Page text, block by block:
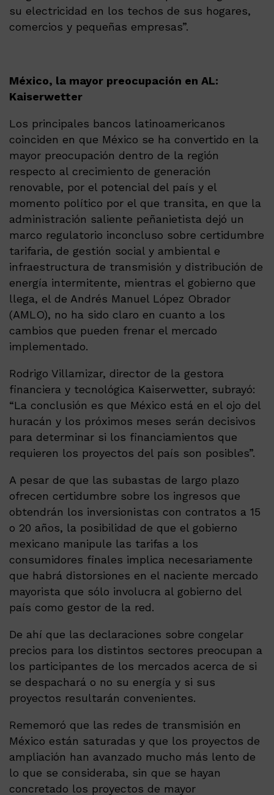
su electricidad en los techos de sus hogares,
comercios y pequeñas empresas”.
México, la mayor preocupación en AL:
Kaiserwetter
Los principales bancos latinoamericanos
coinciden en que México se ha convertido en la
mayor preocupación dentro de la región
respecto al crecimiento de generación
renovable, por el potencial del país y el
momento político por el que transita, en que la
administración saliente peñanietista dejó un
marco regulatorio inconcluso sobre certidumbre
tarifaria, de gestión social y ambiental e
infraestructura de transmisión y distribución de
energía intermitente, mientras el gobierno que
llega, el de Andrés Manuel López Obrador
(AMLO), no ha sido claro en cuanto a los
cambios que pueden frenar el mercado
implementado.
Rodrigo Villamizar, director de la gestora
financiera y tecnológica Kaiserwetter, subrayó:
“La conclusión es que México está en el ojo del
huracán y los próximos meses serán decisivos
para determinar si los financiamientos que
requieren los proyectos del país son posibles”.
A pesar de que las subastas de largo plazo
ofrecen certidumbre sobre los ingresos que
obtendrán los inversionistas con contratos a 15
o 20 años, la posibilidad de que el gobierno
mexicano manipule las tarifas a los
consumidores finales implica necesariamente
que habrá distorsiones en el naciente mercado
mayorista que sólo involucra al gobierno del
país como gestor de la red.
De ahí que las declaraciones sobre congelar
precios para los distintos sectores preocupan a
los participantes de los mercados acerca de si
se despachará o no su energía y si sus
proyectos resultarán convenientes.
Rememoró que las redes de transmisión en
México están saturadas y que los proyectos de
ampliación han avanzado mucho más lento de
lo que se consideraba, sin que se hayan
concretado los proyectos de mayor